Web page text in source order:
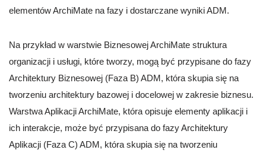
elementów ArchiMate na fazy i dostarczane wyniki ADM.
Na przykład w warstwie Biznesowej ArchiMate struktura
organizacji i usługi, które tworzy, mogą być przypisane do fazy
Architektury Biznesowej (Faza B) ADM, która skupia się na
tworzeniu architektury bazowej i docelowej w zakresie biznesu.
Warstwa Aplikacji ArchiMate, która opisuje elementy aplikacji i
ich interakcje, może być przypisana do fazy Architektury
Aplikacji (Faza C) ADM, która skupia się na tworzeniu